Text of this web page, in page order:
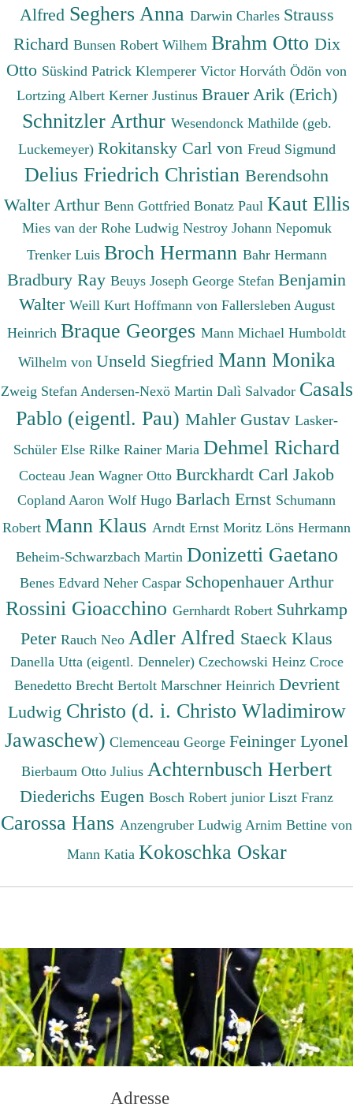
Alfred Seghers Anna Darwin Charles Strauss
Richard Bunsen Robert Wilhem Brahm Otto Dix
Otto Süskind Patrick Klemperer Victor Horváth Ödön von
Lortzing Albert Kerner Justinus Brauer Arik (Erich)
Schnitzler Arthur Wesendonck Mathilde (geb.
Luckemeyer) Rokitansky Carl von Freud Sigmund
Delius Friedrich Christian Berendsohn
Walter Arthur Benn Gottfried Bonatz Paul Kaut Ellis
Mies van der Rohe Ludwig Nestroy Johann Nepomuk
Trenker Luis Broch Hermann Bahr Hermann
Bradbury Ray Beuys Joseph George Stefan Benjamin
Walter Weill Kurt Hoffmann von Fallersleben August
Heinrich Braque Georges Mann Michael Humboldt
Wilhelm von Unseld Siegfried Mann Monika
Zweig Stefan Andersen-Nexö Martin Dalì Salvador Casals
Pablo (eigentl. Pau) Mahler Gustav Lasker-
Schüler Else Rilke Rainer Maria Dehmel Richard
Cocteau Jean Wagner Otto Burckhardt Carl Jakob
Copland Aaron Wolf Hugo Barlach Ernst Schumann
Robert Mann Klaus Arndt Ernst Moritz Löns Hermann
Beheim-Schwarzbach Martin Donizetti Gaetano
Benes Edvard Neher Caspar Schopenhauer Arthur
Rossini Gioacchino Gernhardt Robert Suhrkamp
Peter Rauch Neo Adler Alfred Staeck Klaus
Danella Utta (eigentl. Denneler) Czechowski Heinz Croce
Benedetto Brecht Bertolt Marschner Heinrich Devrient
Ludwig Christo (d. i. Christo Wladimirow
Jawaschew) Clemenceau George Feininger Lyonel
Bierbaum Otto Julius Achternbusch Herbert
Diederichs Eugen Bosch Robert junior Liszt Franz
Carossa Hans Anzengruber Ludwig Arnim Bettine von
Mann Katia Kokoschka Oskar
Adresse